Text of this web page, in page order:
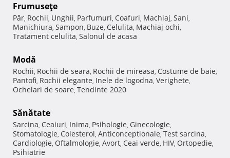
Frumuseţe
Păr, Rochii, Unghii, Parfumuri, Coafuri, Machiaj, Sani,
Manichiura, Sampon, Buze, Celulita, Machiaj ochi,
Tratament celulita, Salonul de acasa
Modă
Rochii, Rochii de seara, Rochii de mireasa, Costume de baie,
Pantofi, Rochii elegante, Inele de logodna, Verighete,
Ochelari de soare, Tendinte 2020
Sănătate
Sarcina, Ceaiuri, Inima, Psihologie, Ginecologie,
Stomatologie, Colesterol, Anticonceptionale, Test sarcina,
Cardiologie, Oftalmologie, Avort, Ceai verde, HIV, Ortopedie,
Psihiatrie